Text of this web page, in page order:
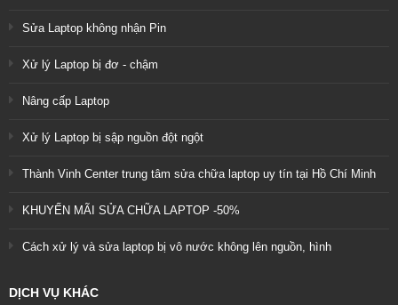
Sửa Laptop không nhận Pin
Xử lý Laptop bị đơ - chậm
Nâng cấp Laptop
Xử lý Laptop bị sập nguồn đột ngột
Thành Vinh Center trung tâm sửa chữa laptop uy tín tại Hồ Chí Minh
KHUYẾN MÃI SỬA CHỮA LAPTOP -50%
Cách xử lý và sửa laptop bị vô nước không lên nguồn, hình
DỊCH VỤ KHÁC